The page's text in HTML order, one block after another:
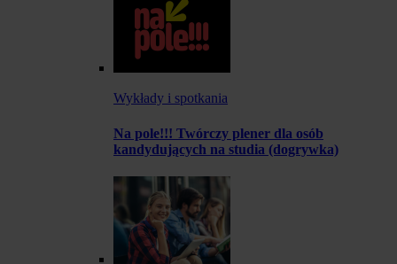
Wykłady i spotkania
Na pole!!! Twórczy plener dla osób
kandydujących na studia (dogrywka)